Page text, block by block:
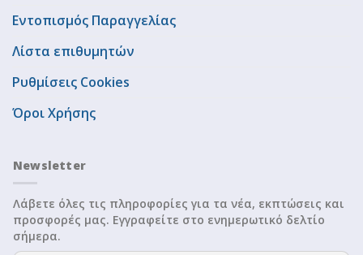
Εντοπισμός Παραγγελίας
Λίστα επιθυμητών
Ρυθμίσεις Cookies
Όροι Χρήσης
Newsletter
Λάβετε όλες τις πληροφορίες για τα νέα, εκπτώσεις και
προσφορές μας. Εγγραφείτε στο ενημερωτικό δελτίο
σήμερα.